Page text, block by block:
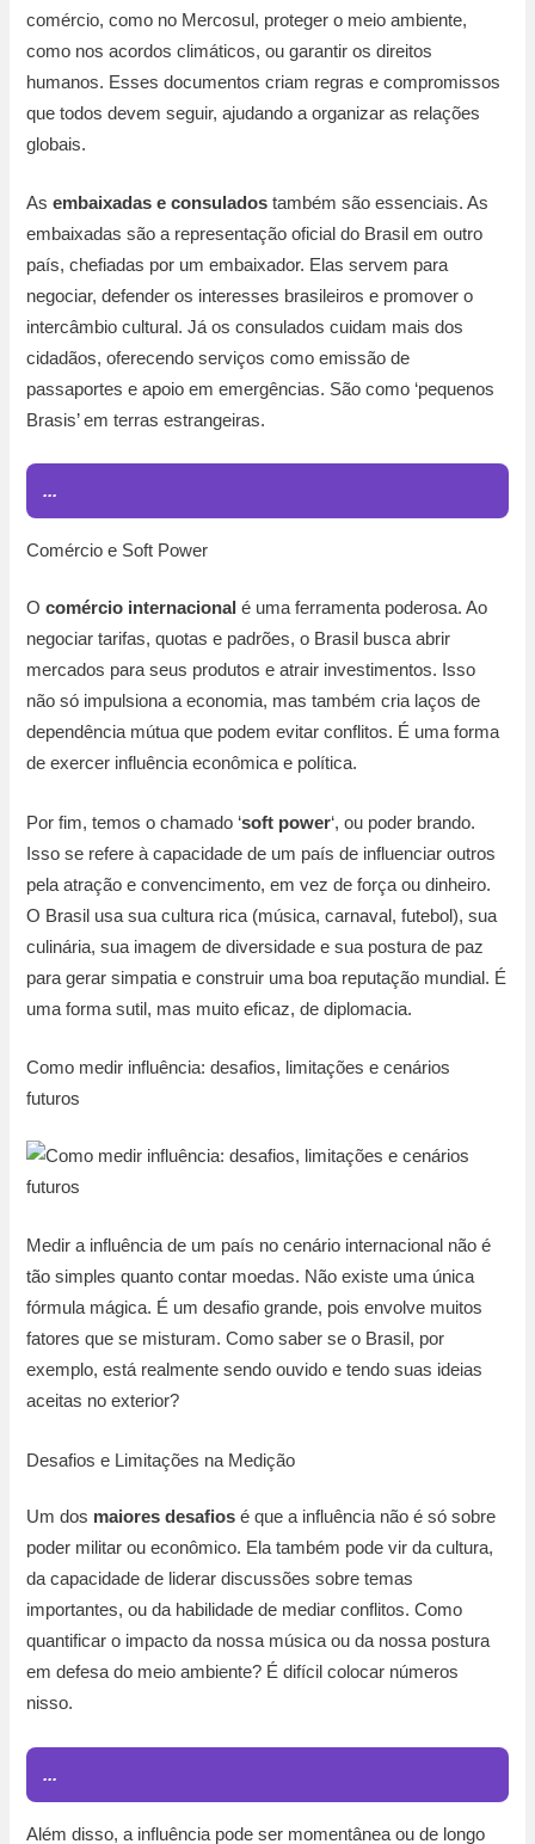
comércio, como no Mercosul, proteger o meio ambiente,
como nos acordos climáticos, ou garantir os direitos
humanos. Esses documentos criam regras e compromissos
que todos devem seguir, ajudando a organizar as relações
globais.
Asembaixadas e consulados também são essenciais. As
embaixadas são a representação oficial do Brasil em outro
país, chefiadas por um embaixador. Elas servem para
negociar, defender os interesses brasileiros e promover o
intercâmbio cultural. Já os consulados cuidam mais dos
cidadãos, oferecendo serviços como emissão de
passaportes e apoio em emergências. São como ‘pequenos
Brasis’ em terras estrangeiras.
...
Comércio e Soft Power
Ocomércio internacional é uma ferramenta poderosa. Ao
negociar tarifas, quotas e padrões, o Brasil busca abrir
mercados para seus produtos e atrair investimentos. Isso
não só impulsiona a economia, mas também cria laços de
dependência mútua que podem evitar conflitos. É uma forma
de exercer influência econômica e política.
Por fim, temos o chamado ‘soft power‘, ou poder brando.
Isso se refere à capacidade de um país de influenciar outros
pela atração e convencimento, em vez de força ou dinheiro.
O Brasil usa sua cultura rica (música, carnaval, futebol), sua
culinária, sua imagem de diversidade e sua postura de paz
para gerar simpatia e construir uma boa reputação mundial. É
uma forma sutil, mas muito eficaz, de diplomacia.
Como medir influência: desafios, limitações e cenários
futuros
Medir a influência de um país no cenário internacional não é
tão simples quanto contar moedas. Não existe uma única
fórmula mágica. É um desafio grande, pois envolve muitos
fatores que se misturam. Como saber se o Brasil, por
exemplo, está realmente sendo ouvido e tendo suas ideias
aceitas no exterior?
Desafios e Limitações na Medição
Um dos maiores desafios é que a influência não é só sobre
poder militar ou econômico. Ela também pode vir da cultura,
da capacidade de liderar discussões sobre temas
importantes, ou da habilidade de mediar conflitos. Como
quantificar o impacto da nossa música ou da nossa postura
em defesa do meio ambiente? É difícil colocar números
nisso.
...
Além disso, a influência pode ser momentânea ou de longo